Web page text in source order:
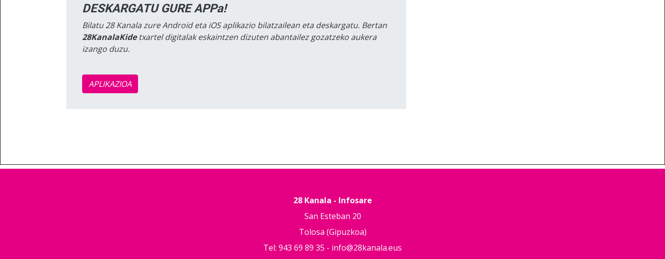
DESKARGATU GURE APPa!
Bilatu 28 Kanala zure Android eta iOS aplikazio bilatzailean eta deskargatu. Bertan
28KanalaKidetxartel digitalak eskaintzen dizuten abantailez gozatzeko aukera
izango duzu.
APLIKAZIOA
28 Kanala - Infosare
San Esteban 20
Tolosa (Gipuzkoa)
Tel: 943 69 89 35 - info@28kanala.eus